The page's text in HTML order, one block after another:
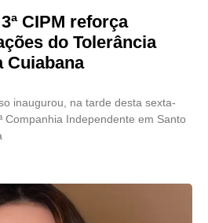
CIPM reforça
do Tolerância
Cuiabana
inaugurou, na tarde desta sexta-
Companhia Independente em Santo